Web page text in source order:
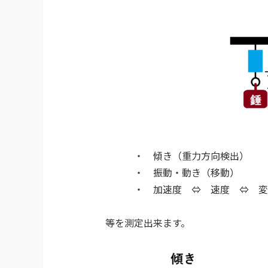
・ 傾き（重力方向検出）
・ 振動・動き（移動）
・ 加速度 ⇔ 速度 ⇔ 変
等を測定出来ます。